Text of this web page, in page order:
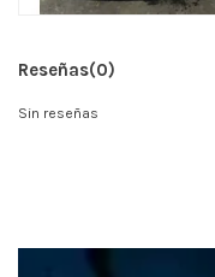
Reseñas(0)
Sin reseñas